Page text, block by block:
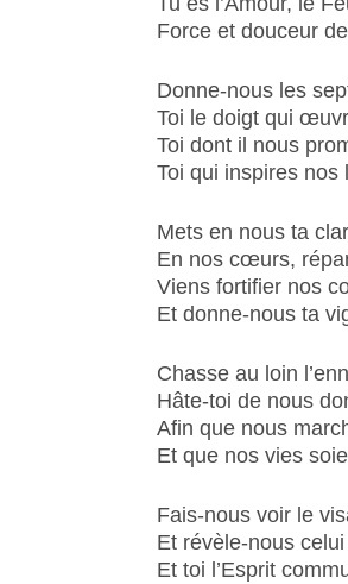
Force et douceur
Donne-nous les
Toi le doigt qui
Toi dont il nous
Toi qui inspires nos
Mets en nous ta
En nos cœurs,
Viens fortifier nos
Et donne-nous ta
Chasse au loin
Hâte-toi de nous
Afin que nous
Et que nos vies
Fais-nous voir le
Et révèle-nous
Et toi l’Esprit